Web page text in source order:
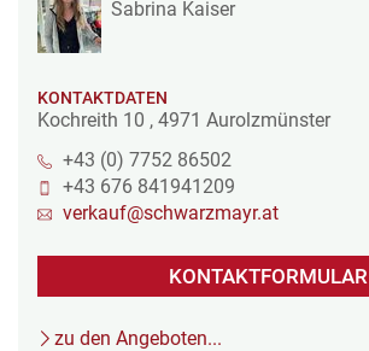
Sabrina Kaiser
KONTAKTDATEN
Kochreith 10 , 4971 Aurolzmünster
+43 (0) 7752 86502
+43 676 841941209
verkauf@schwarzmayr.at
KONTAKTFORMULAR
zu den Angeboten...